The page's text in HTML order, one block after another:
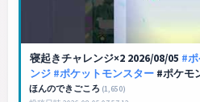
寝起きチャレンジ×2 2026/08/05 #
ンジ #ポケットモンスター#ポケモ
支配者 #寝起きチャレンジ
ほんのできごころ (1,650)